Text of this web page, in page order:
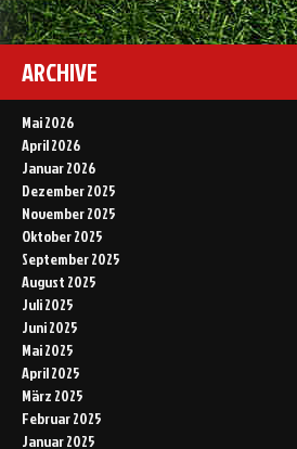
ARCHIVE
Mai 2026
April 2026
Januar 2026
Dezember 2025
November 2025
Oktober 2025
September 2025
August 2025
Juli 2025
Juni 2025
Mai 2025
April 2025
März 2025
Februar 2025
Januar 2025